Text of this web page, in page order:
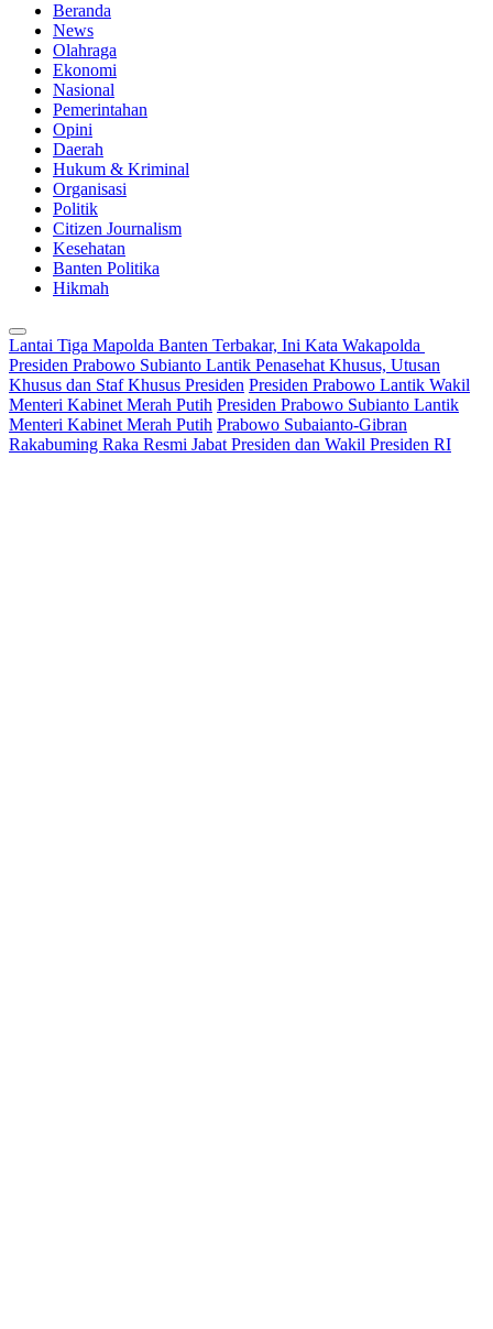
Beranda
News
Olahraga
Ekonomi
Nasional
Pemerintahan
Opini
Daerah
Hukum & Kriminal
Organisasi
Politik
Citizen Journalism
Kesehatan
Banten Politika
Hikmah
Lantai Tiga Mapolda Banten Terbakar, Ini Kata Wakapolda
Presiden Prabowo Subianto Lantik Penasehat Khusus, Utusan
Khusus dan Staf Khusus Presiden Presiden Prabowo Lantik Wakil
Menteri Kabinet Merah Putih Presiden Prabowo Subianto Lantik
Menteri Kabinet Merah Putih Prabowo Subaianto-Gibran
Rakabuming Raka Resmi Jabat Presiden dan Wakil Presiden RI